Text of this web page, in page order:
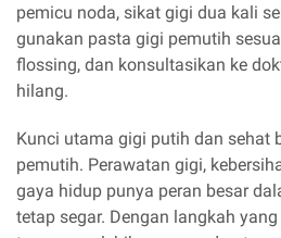
pemicu noda, sikat gigi dua kali
gunakan pasta gigi pemutih
flossing, dan konsultasikan ke
hilang.
Kunci utama gigi putih dan sehat
pemutih. Perawatan gigi,
gaya hidup punya peran besar
tetap segar. Dengan langkah